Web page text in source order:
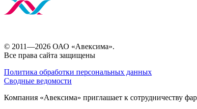
© 2011—2026 ОАО «Авексима».
Все права сайта защищены
Политика обработки персональных данных
Сводные ведомости
Компания «Авексима» приглашает к сотрудничеству